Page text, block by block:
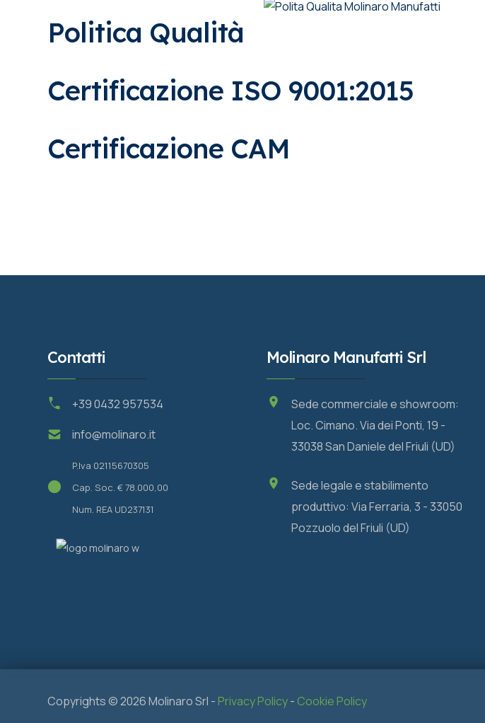
Politica Qualità
Certificazione ISO 9001:2015
Certificazione CAM
Contatti
+39 0432 957534
info@molinaro.it
P.Iva 02115670305
Cap. Soc. € 78.000,00
Num. REA UD237131
Molinaro Manufatti Srl
Sede commerciale e showroom:
Loc. Cimano. Via dei Ponti, 19 -
33038 San Daniele del Friuli (UD)
Sede legale e stabilimento
produttivo: Via Ferraria, 3 - 33050
Pozzuolo del Friuli (UD)
Copyrights ©2026 Molinaro Srl - Privacy Policy- Cookie Policy